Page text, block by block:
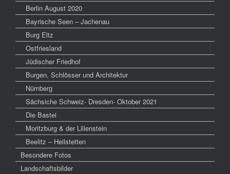
Berlin August 2020
Bayrische Seen – Jachenau
Burg Eltz
Ostfriesland
Jüdischer Friedhof
Burgen, Schlösser und Architektur
Nürnberg
Sächsiche Schweiz- Dresden- Oktober 2021
Die Bastei
Moritzburg & der Lilienstein
Beelitz – Heilstetten
Besondere Fotos
Landschaftsbilder